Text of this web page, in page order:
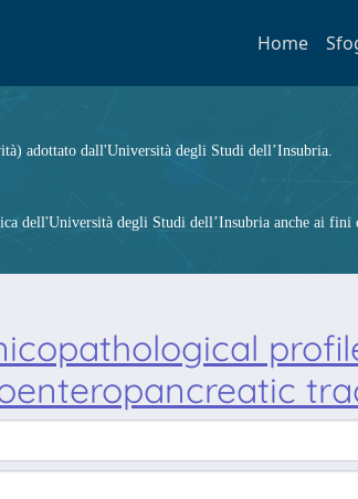
Home
adottato dall'Università degli Studi dell’Insubria.
dell'Università degli Studi dell’Insubria anche ai fini